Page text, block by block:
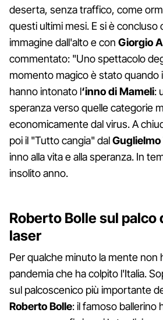
deserta, senza traffico, come
questi ultimi mesi. E si è concluso
immagine dall'alto e con Giorgio
commentato: "Uno spettacolo
momento magico è stato quando
hanno intonato l‘inno di Mameli:
speranza verso quelle categorie
economicamente dal virus. A
poi il "Tutto cangia" dalGuglielmo
inno alla vita e alla speranza. In
insolito anno.
Roberto Bolle sul palco
laser
Per qualche minuto la mente non
pandemia che ha colpito l'Italia.
sul palcoscenico più importante
Roberto Bolle: il famoso ballerino